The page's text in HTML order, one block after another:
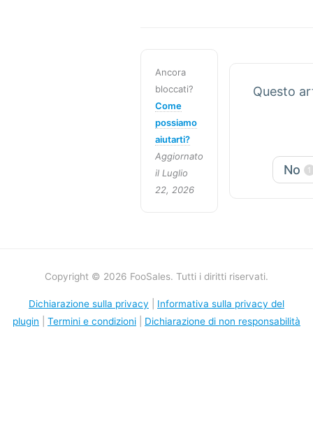
Ancora
bloccati?
Come
possiamo
aiutarti?
Aggiornato
il Luglio
22, 2026
Questo
No 1
Copyright © 2026 FooSales. Tutti i diritti riservati.
Dichiarazione sulla privacy
Informativa sulla privacy del
plugin
Termini e condizioni Dichiarazione di non responsabilità